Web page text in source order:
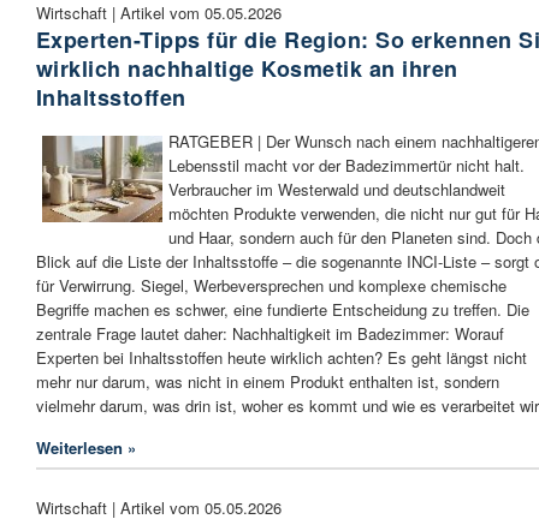
Wirtschaft | Artikel vom 05.05.2026
Experten-Tipps für die Region: So erkennen
wirklich nachhaltige Kosmetik an ihren
Inhaltsstoffen
RATGEBER | Der Wunsch nach einem
Lebensstil macht vor der Badezimmertür nicht halt.
Verbraucher im Westerwald und deutschlandweit
möchten Produkte verwenden, die nicht nur gut für
und Haar, sondern auch für den Planeten sind. Doch
Blick auf die Liste der Inhaltsstoffe – die sogenannte INCI-Liste – sorgt
für Verwirrung. Siegel, Werbeversprechen und komplexe chemische
Begriffe machen es schwer, eine fundierte Entscheidung zu treffen. Die
zentrale Frage lautet daher: Nachhaltigkeit im Badezimmer: Worauf
Experten bei Inhaltsstoffen heute wirklich achten? Es geht längst nicht
mehr nur darum, was nicht in einem Produkt enthalten ist, sondern
vielmehr darum, was drin ist, woher es kommt und wie es verarbeitet
Weiterlesen »
Wirtschaft | Artikel vom 05.05.2026